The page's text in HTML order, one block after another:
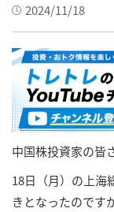
2024/11/18
中国株投資家の皆
18日（月）の上海
きとなったのです